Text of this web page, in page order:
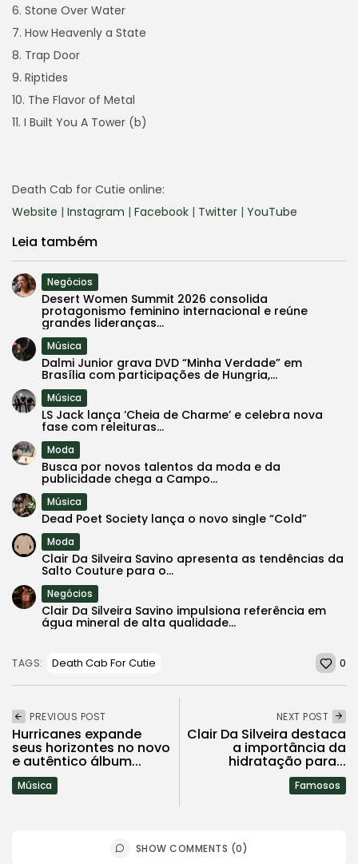
6. Stone Over Water
7. How Heavenly a State
8. Trap Door
9. Riptides
10. The Flavor of Metal
11. I Built You A Tower (b)
Death Cab for Cutie online:
Website | Instagram | Facebook | Twitter | YouTube
Leia também
Negócios
Desert Women Summit 2026 consolida
protagonismo feminino internacional e reúne
grandes lideranças...
Música
Dalmi Junior grava DVD “Minha Verdade” em
Brasília com participações de Hungria,...
Música
LS Jack lança ‘Cheia de Charme’ e celebra nova
fase com releituras...
Moda
Busca por novos talentos da moda e da
publicidade chega a Campo...
Música
Dead Poet Society lança o novo single “Cold”
Moda
Clair Da Silveira Savino apresenta as tendências da
Salto Couture para o...
Negócios
Clair Da Silveira Savino impulsiona referência em
água mineral de alta qualidade...
TAGS: Death Cab For Cutie 0
PREVIOUS POST
Hurricanes expande
seus horizontes no novo
e autêntico álbum...
Música
NEXT POST
Clair Da Silveira destaca
a importância da
hidratação para...
Famosos
SHOW COMMENTS (0)